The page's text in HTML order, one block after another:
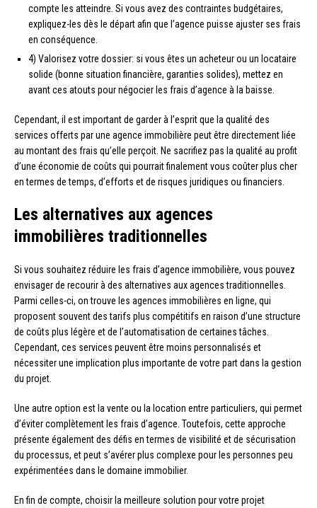
compte les atteindre. Si vous avez des contraintes budgétaires,
expliquez-les dès le départ afin que l’agence puisse ajuster ses frais
en conséquence.
4) Valorisez votre dossier: si vous êtes un acheteur ou un locataire
solide (bonne situation financière, garanties solides), mettez en
avant ces atouts pour négocier les frais d’agence à la baisse.
Cependant, il est important de garder à l’esprit que la qualité des
services offerts par une agence immobilière peut être directement liée
au montant des frais qu’elle perçoit. Ne sacrifiez pas la qualité au profit
d’une économie de coûts qui pourrait finalement vous coûter plus cher
en termes de temps, d’efforts et de risques juridiques ou financiers.
Les alternatives aux agences
immobilières traditionnelles
Si vous souhaitez réduire les frais d’agence immobilière, vous pouvez
envisager de recourir à des alternatives aux agences traditionnelles.
Parmi celles-ci, on trouve les agences immobilières en ligne, qui
proposent souvent des tarifs plus compétitifs en raison d’une structure
de coûts plus légère et de l’automatisation de certaines tâches.
Cependant, ces services peuvent être moins personnalisés et
nécessiter une implication plus importante de votre part dans la gestion
du projet.
Une autre option est la vente ou la location entre particuliers, qui permet
d’éviter complètement les frais d’agence. Toutefois, cette approche
présente également des défis en termes de visibilité et de sécurisation
du processus, et peut s’avérer plus complexe pour les personnes peu
expérimentées dans le domaine immobilier.
En fin de compte, choisir la meilleure solution pour votre projet